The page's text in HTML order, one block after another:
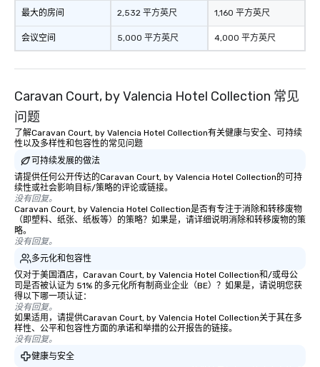
最大的房间
会议空间
2,532 平方英尺
5,000 平方英尺
1,160 平方英尺
4,000 平方英尺
Caravan Court, by Valencia Hotel Collection 常见
问题
了解Caravan Court, by Valencia Hotel Collection有关健康与安全、可持续
性以及多样性和包容性的常见问题
可持续发展的做法
请提供任何公开传达的Caravan Court, by Valencia Hotel Collection的可持
续性或社会影响目标/策略的评论或链接。
没有回复。
Caravan Court, by Valencia Hotel Collection是否有专注于消除和转移废物
（即塑料、纸张、纸板等）的策略？如果是，请详细说明消除和转移废物的策
略。
没有回复。
多元化和包容性
仅对于美国酒店，Caravan Court, by Valencia Hotel Collection和/或母公
司是否被认证为 51% 的多元化所有制商业企业（BE）？如果是，请说明您获
得以下哪一项认证：
没有回复。
如果适用，请提供Caravan Court, by Valencia Hotel Collection关于其在多
样性、公平和包容性方面的承诺和举措的公开报告的链接。
没有回复。
健康与安全